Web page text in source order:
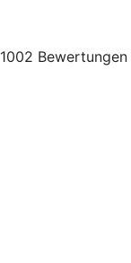
1002 Bewertungen